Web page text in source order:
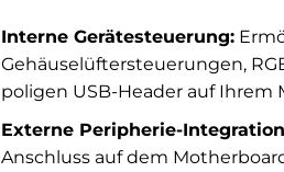
Interne Gerätesteuerung:
Gehäuselüftersteuerungen,
poligen USB-Header auf
Externe Peripherie-
Anschluss auf dem